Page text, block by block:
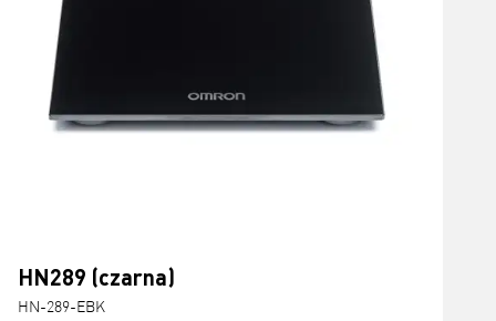
HN289 (czarna)
HN-289-EBK